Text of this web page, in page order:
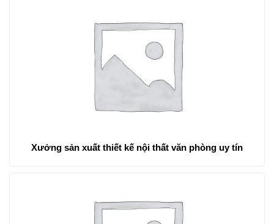
Xưởng sản xuất thiết kế nội thất văn phòng uy tín